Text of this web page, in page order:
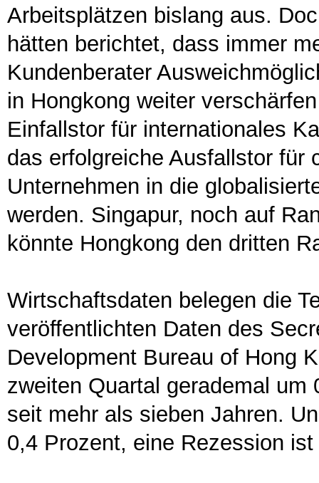
Arbeitsplätzen bislang aus.
hätten berichtet, dass immer
Kundenberater
in Hongkong weiter
Einfallstor für internationales
das erfolgreiche Ausfallstor für
Unternehmen in die
werden. Singapur, noch auf
könnte Hongkong den dritten
Wirtschaftsdaten belegen die
veröffentlichten Daten des
Development Bureau of Hong
zweiten Quartal gerademal
seit mehr als sieben Jahren.
0,4 Prozent, eine Rezession